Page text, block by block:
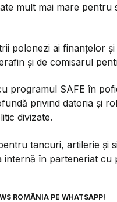
mult mai mare
polonezi ai finanțelor
și de comisarul
programul SAFE în
privind datoria și
divizate.
tancuri, artilerie și
internă în parteneriat cu
ROMÂNIA PE WHATSAPP!